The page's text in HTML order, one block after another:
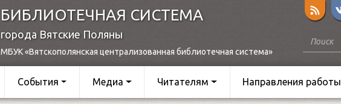
БИБЛИОТЕЧНАЯ СИСТЕМА
города Вятские Поляны
МБУК «Вятскополянская централизованная библиотечная система»
События Медиа Читателям Направления работы